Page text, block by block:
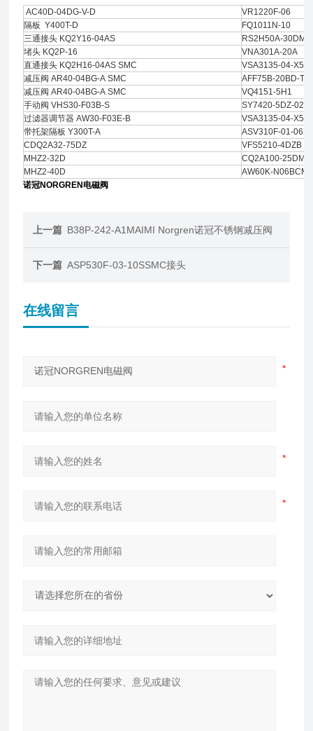
AC40D-04DG-V-D
VR1220F-06
隔板 Y400T-D
FQ1011N-10
三通接头 KQ2Y16-04AS
RS2H50A-30DM-
堵头 KQ2P-16
VNA301A-20A
直通接头 KQ2H16-04AS SMC
VSA3135-04-X59
减压阀 AR40-04BG-A SMC
AFF75B-20BD-T
减压阀 AR40-04BG-A SMC
VQ4151-5H1
手动阀 VHS30-F03B-S
SY7420-5DZ-02
过滤器调节器 AW30-F03E-B
VSA3135-04-X59
带托架隔板 Y300T-A
ASV310F-01-06S
CDQ2A32-75DZ
VFS5210-4DZB
MHZ2-32D
CQ2A100-25DMZ
MHZ2-40D
AW60K-
诺冠NORGREN电磁阀
上一篇 B38P-242-A1MAIMI Norgren诺冠不锈钢减压阀
下一篇 ASP530F-03-10SSMC接头
在线留言